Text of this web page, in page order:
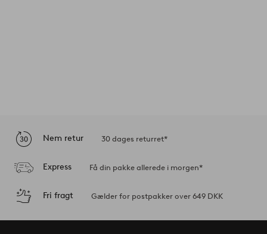
Nem retur 30 dages returret*
Express Få din pakke allerede i morgen*
Fri fragt Gælder for postpakker over 649 DKK